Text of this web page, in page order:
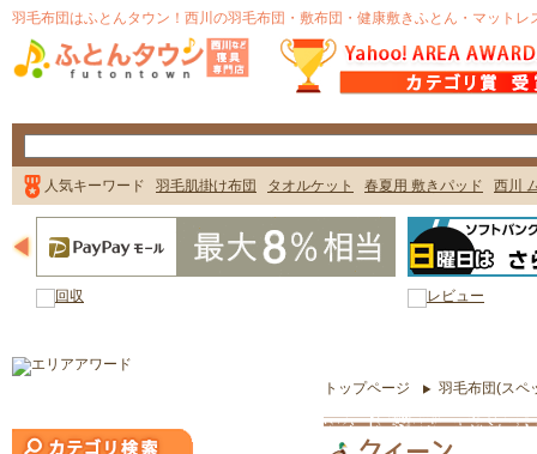
トップページ 羽毛布団(スペ